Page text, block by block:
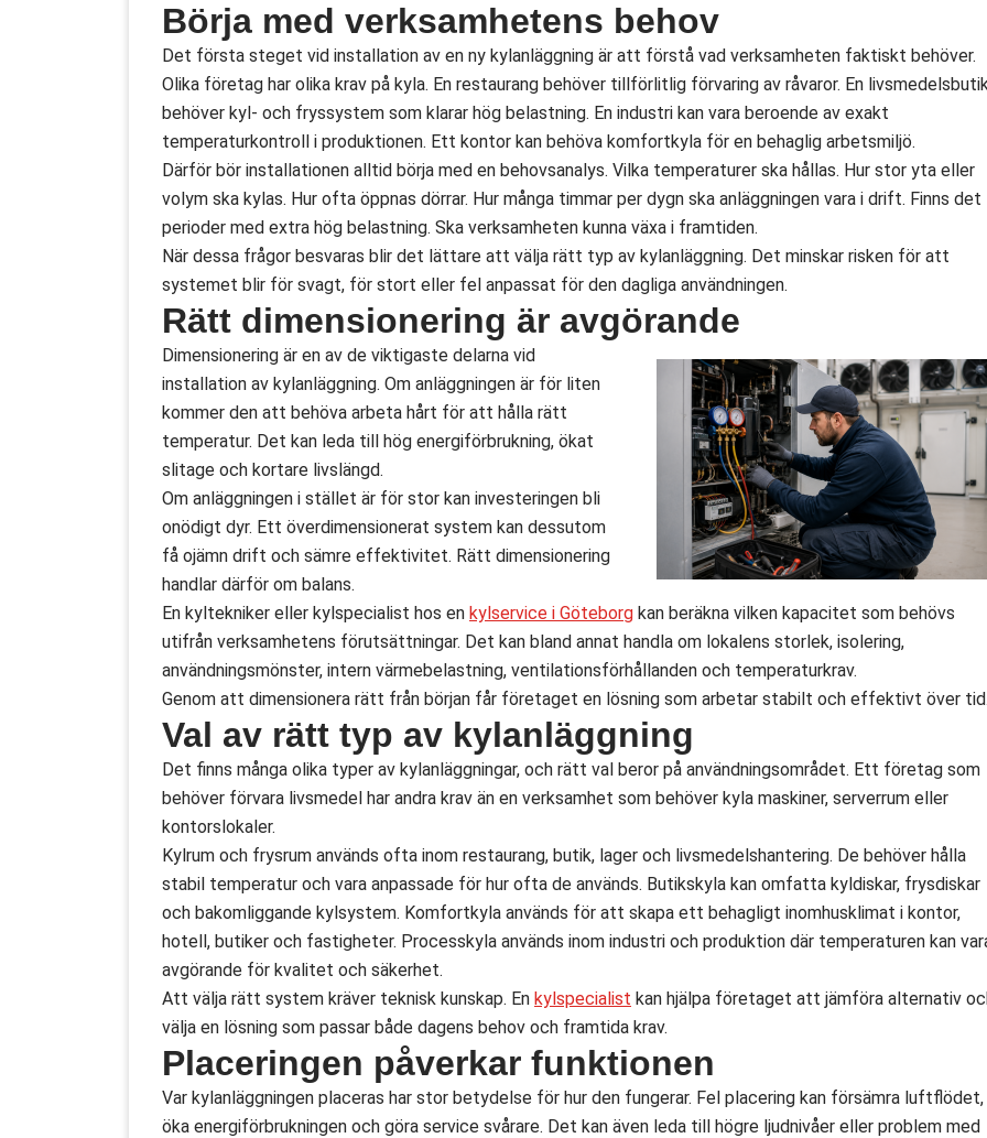
Börja med verksamhetens behov
Det första steget vid installation av en ny kylanläggning är att förstå vad verksamheten faktiskt behöver.
Olika företag har olika krav på kyla. En restaurang behöver tillförlitlig förvaring av råvaror. En
behöver kyl- och fryssystem som klarar hög belastning. En industri kan vara beroende av exakt
temperaturkontroll i produktionen. Ett kontor kan behöva komfortkyla för en behaglig arbetsmiljö.
Därför bör installationen alltid börja med en behovsanalys. Vilka temperaturer ska hållas. Hur stor yta eller
volym ska kylas. Hur ofta öppnas dörrar. Hur många timmar per dygn ska anläggningen vara i drift. Finns det
perioder med extra hög belastning. Ska verksamheten kunna växa i framtiden.
När dessa frågor besvaras blir det lättare att välja rätt typ av kylanläggning. Det minskar risken för att
systemet blir för svagt, för stort eller fel anpassat för den dagliga användningen.
Rätt dimensionering är avgörande
Dimensionering är en av de viktigaste delarna vid
installation av kylanläggning. Om anläggningen är för liten
kommer den att behöva arbeta hårt för att hålla rätt
temperatur. Det kan leda till hög energiförbrukning, ökat
slitage och kortare livslängd.
Om anläggningen i stället är för stor kan investeringen bli
onödigt dyr. Ett överdimensionerat system kan dessutom
få ojämn drift och sämre effektivitet. Rätt dimensionering
handlar därför om balans.
En kyltekniker eller kylspecialist hos en kylservice i Göteborg kan beräkna vilken kapacitet som behövs
utifrån verksamhetens förutsättningar. Det kan bland annat handla om lokalens storlek, isolering,
användningsmönster, intern värmebelastning, ventilationsförhållanden och temperaturkrav.
Genom att dimensionera rätt från början får företaget en lösning som arbetar stabilt och effektivt över
Val av rätt typ av kylanläggning
Det finns många olika typer av kylanläggningar, och rätt val beror på användningsområdet. Ett företag som
behöver förvara livsmedel har andra krav än en verksamhet som behöver kyla maskiner, serverrum eller
kontorslokaler.
Kylrum och frysrum används ofta inom restaurang, butik, lager och livsmedelshantering. De behöver hålla
stabil temperatur och vara anpassade för hur ofta de används. Butikskyla kan omfatta kyldiskar, frysdiskar
och bakomliggande kylsystem. Komfortkyla används för att skapa ett behagligt inomhusklimat i kontor,
hotell, butiker och fastigheter. Processkyla används inom industri och produktion där temperaturen kan
avgörande för kvalitet och säkerhet.
Att välja rätt system kräver teknisk kunskap. En kylspecialist kan hjälpa företaget att jämföra alternativ
välja en lösning som passar både dagens behov och framtida krav.
Placeringen påverkar funktionen
Var kylanläggningen placeras har stor betydelse för hur den fungerar. Fel placering kan försämra luftflödet,
öka energiförbrukningen och göra service svårare. Det kan även leda till högre ljudnivåer eller problem med